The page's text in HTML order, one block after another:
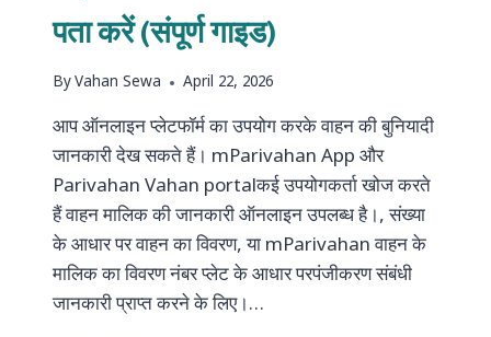
पता करें (संपूर्ण गाइड)
ByVahan Sewa April 22, 2026
आप ऑनलाइन प्लेटफॉर्म का उपयोग करके वाहन की बुनियादी
जानकारी देख सकते हैं। mParivahan App और
Parivahan Vahan portalकई उपयोगकर्ता खोज करते
हैं वाहन मालिक की जानकारी ऑनलाइन उपलब्ध है।, संख्या
के आधार पर वाहन का विवरण, या mParivahan वाहन के
मालिक का विवरण नंबर प्लेट के आधार परपंजीकरण संबंधी
जानकारी प्राप्त करने के लिए।…